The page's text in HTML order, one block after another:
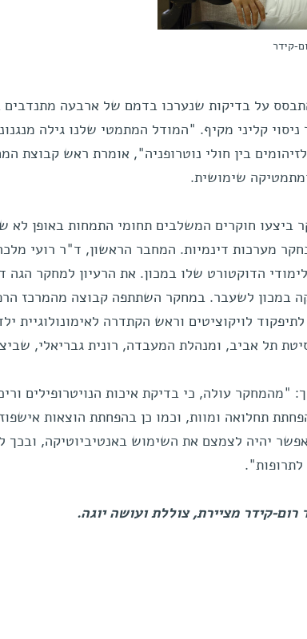
קידר
על בדיקות שנערכו בדמם של ארבעה מתנדבים
ניסוי קליני מקיף. "המודל המתמטי שלנו גילה
בין חולי נוטרופניה", אומרת ראש קבוצת
שימושית.
ביצעו חוקרים המשלבים תחומי התמחות באופן לא
מערכות דינמיות. המחבר הראשון, ד"ר רועי
הדוקטורט שלו במכון. את הרעיון למחקר הגה
במכון לשעבר. במחקר השתתפה קבוצה מהמרכז
לויקוציטים וראש הקתדרה לאימונולוגיית
תל אביב, ומנהלת המעבדה, רונית גבריאלי,
"מהמחקר עולה, כי בדיקת איכות הנויטרופילים
תחלואה ומוות, וכמו כן בהפחתת הוצאות
יהיה לצמצם את השימוש באנטיביוטיקה, ובכך
לתרופות".
רום-קידר מציירת, צוללת ועושה יוגה.